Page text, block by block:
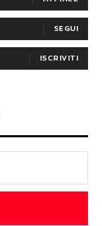
SEGUI
ISCRIVITI